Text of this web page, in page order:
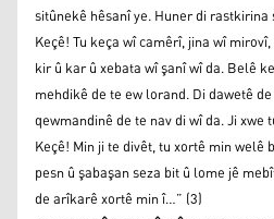
sitûnekê hêsanî ye. Huner di rastkirina
Keçê! Tu keça wî camêrî, jina wî
kir û kar û xebata wî şanî wî da. Belê
mehdikê de te ew lorand. Di dawetê
qewmandinê de te nav di wî da. Ji xwe
Keçê! Min ji te divêt, tu xortê min welê
pesn û şabaşan seza bit û lome jê
de arîkarê xortê min î…” (3)